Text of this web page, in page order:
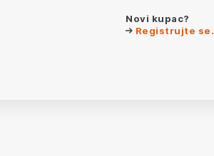
Novi kupac?
Registrujte se.